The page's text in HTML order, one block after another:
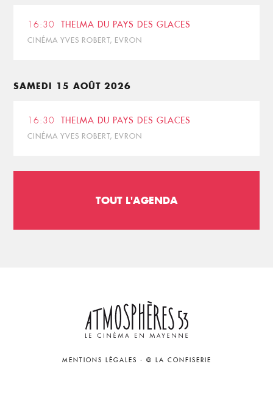
16:30 THELMA DU PAYS DES GLACES
CINÉMA YVES ROBERT, EVRON
SAMEDI 15 AOÛT 2026
16:30 THELMA DU PAYS DES GLACES
CINÉMA YVES ROBERT, EVRON
TOUT L'AGENDA
MENTIONS LÉGALES - © LA CONFISERIE